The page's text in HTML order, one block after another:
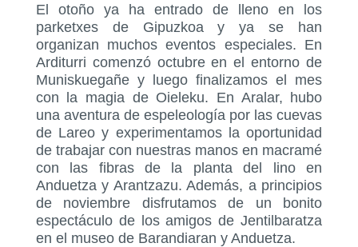
El otoño ya ha entrado de lleno en los
parketxes de Gipuzkoa y ya se han
organizan muchos eventos especiales. En
Arditurri comenzó octubre en el entorno de
Muniskuegañe y luego finalizamos el mes
con la magia de Oieleku. En Aralar, hubo
una aventura de espeleología por las cuevas
de Lareo y experimentamos la oportunidad
de trabajar con nuestras manos en macramé
con las fibras de la planta del lino en
Anduetza y Arantzazu. Además, a principios
de noviembre disfrutamos de un bonito
espectáculo de los amigos de Jentilbaratza
en el museo de Barandiaran y Anduetza.